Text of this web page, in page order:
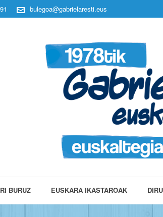
bulegoa@gabrielaresti.eus
BURUZ EUSKARA IKASTAROAK